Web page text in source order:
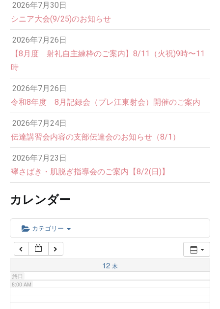
2026年7月30日
シニア大会(9/25)のお知らせ
2026年7月26日
【8月度 射礼自主練枠のご案内】8/11（火祝)9時〜11
時
2026年7月26日
令和8年度 8月記録会（プレ江東射会）開催のご案内
2026年7月24日
伝達講習会内容の支部伝達会のお知らせ（8/1）
2026年7月23日
襷さばき・肌脱ぎ指導会のご案内【8/2(日)】
カレンダー
カテゴリー
12 木
終日
12:00 AM
1:00 AM
2:00 AM
3:00 AM
4:00 AM
5:00 AM
6:00 AM
7:00 AM
8:00 AM